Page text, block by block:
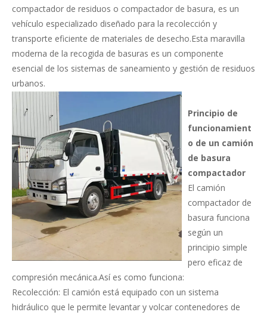
compactador de residuos o compactador de basura, es un
vehículo especializado diseñado para la recolección y
transporte eficiente de materiales de desecho.Esta maravilla
moderna de la recogida de basuras es un componente
esencial de los sistemas de saneamiento y gestión de residuos
urbanos.
Principio de
funcionamient
o de un camión
de basura
compactador
El camión
compactador de
basura funciona
según un
principio simple
pero eficaz de
compresión mecánica.Así es como funciona:
Recolección: El camión está equipado con un sistema
hidráulico que le permite levantar y volcar contenedores de